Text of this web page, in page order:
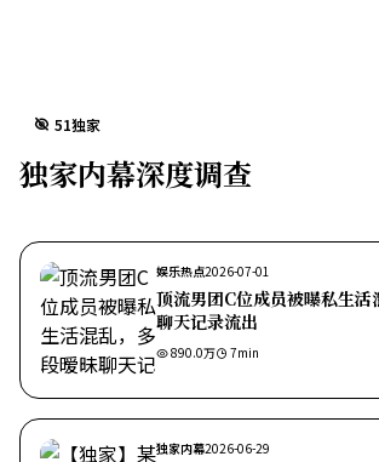
51独家
独家内幕深度调查
娱乐热点2026-07-01
顶流男团C位成员被曝私生活
聊天记录流出
890.0万 7min
独家内幕2026-06-29